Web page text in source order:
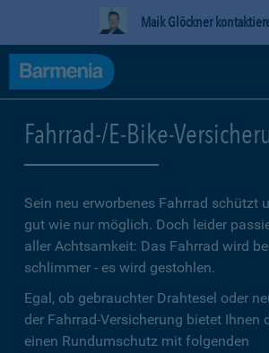
Maik Glöckner
Fahrrad-/E-Bike-
Sein neu erworbenes Fahrrad schützt
gut wie nur möglich. Doch leider
aller Achtsamkeit: Das Fahrrad wird
schlimmer - es wird gestohlen.
Egal, ob gebrauchter Drahtesel oder
der Fahrrad-Versicherung bietet Ihnen
einen Rundumschutz mit folgenden